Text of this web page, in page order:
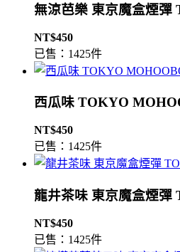
無涼芭樂 東京魔盒煙
NT$450
已售：1425件
西瓜味 TOKYO
NT$450
已售：1425件
龍井茶味 東京魔盒煙
NT$450
已售：1425件